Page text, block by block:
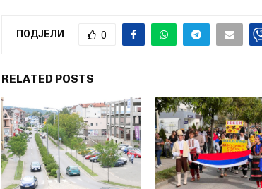
ПОДЈЕЛИ 0
RELATED POSTS